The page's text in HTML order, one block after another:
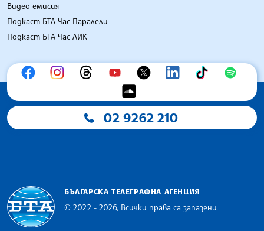
Видео емисия
Подкаст БТА Час Паралели
Подкаст БТА Час ЛИК
02 9262 210
БЪЛГАРСКА ТЕЛЕГРАФНА АГЕНЦИЯ
© 2022 - 2026, Всички права са запазени.